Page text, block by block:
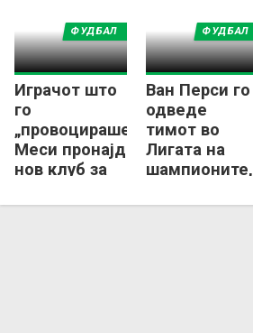
Играчот што
го
„провоцираше“
Меси пронајде
нов клуб за
ФУДБАЛ
Ван Перси го
одведе
тимот во
Лигата на
шампионите,
отказ
ФУДБАЛ